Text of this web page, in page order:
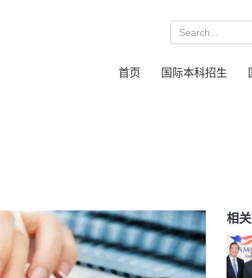
首页 国际本科招生
相